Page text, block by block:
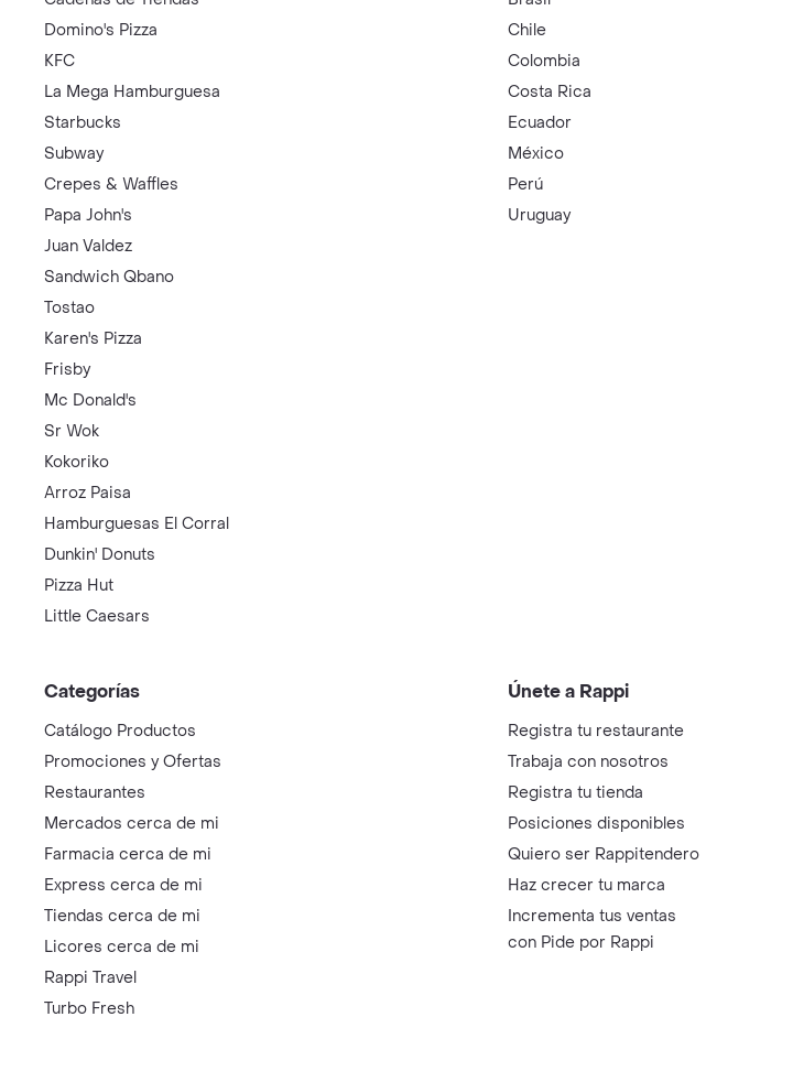
Domino's Pizza
KFC
La Mega Hamburguesa
Starbucks
Subway
Crepes & Waffles
Papa John's
Juan Valdez
Sandwich Qbano
Tostao
Karen's Pizza
Frisby
Mc Donald's
Sr Wok
Kokoriko
Arroz Paisa
Hamburguesas El Corral
Dunkin' Donuts
Pizza Hut
Little Caesars
Chile
Colombia
Costa Rica
Ecuador
México
Perú
Uruguay
Categorías
Catálogo Productos
Promociones y Ofertas
Restaurantes
Mercados cerca de mi
Farmacia cerca de mi
Express cerca de mi
Tiendas cerca de mi
Licores cerca de mi
Rappi Travel
Turbo Fresh
Únete a Rappi
Registra tu restaurante
Trabaja con nosotros
Registra tu tienda
Posiciones disponibles
Quiero ser Rappitendero
Haz crecer tu marca
Incrementa tus ventas
con Pide por Rappi